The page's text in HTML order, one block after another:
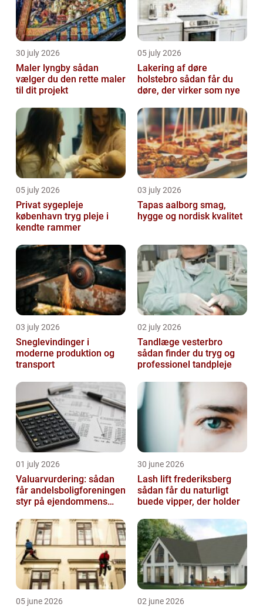
30 july 2026
Maler lyngby sådan
vælger du den rette maler
til dit projekt
05 july 2026
Lakering af døre
holstebro sådan får du
døre, der virker som nye
05 july 2026
Privat sygepleje
københavn tryg pleje i
kendte rammer
03 july 2026
Tapas aalborg smag,
hygge og nordisk kvalitet
03 july 2026
Sneglevindinger i
moderne produktion og
transport
02 july 2026
Tandlæge vesterbro
sådan finder du tryg og
professionel tandpleje
01 july 2026
Valuarvurdering: sådan
får andelsboligforeningen
styr på ejendommens
30 june 2026
Lash lift frederiksberg
sådan får du naturligt
buede vipper, der holder
05 june 2026 02 june 2026